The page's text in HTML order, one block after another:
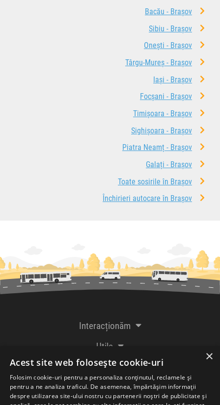
Bacău - Brașov
Sibiu - Brașov
Onești - Brașov
Târgu-Mureș - Brașov
Iași - Brașov
Focșani - Brașov
Timișoara - Brașov
Sighișoara - Brașov
Piatra Neamț - Brașov
Galați - Brașov
Toate sosirile în Brașov
Închirieri autocare în Brașov
Interacționăm
Utile
De la creatorii
×
Acest site web folosește cookie-uri
Folosim cookie-uri pentru a personaliza conținutul, reclamele și
pentru a ne analiza traficul. De asemenea, împărtășim informații
despre utilizarea site-ului nostru cu partenerii noștri de publicitate și